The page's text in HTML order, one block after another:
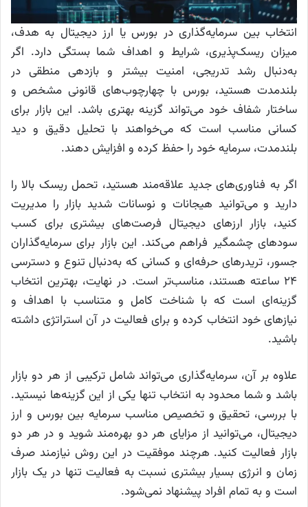
انتخاب بین سرمایه‌گذاری در بورس یا ارز دیجیتال به هدف،
میزان ریسک‌پذیری، شرایط و اهداف شما بستگی دارد. اگر
به‌دنبال رشد تدریجی، امنیت بیشتر و بازدهی منطقی در
بلندمدت هستید، بورس با چهارچوب‌های قانونی مشخص و
ساختار شفاف خود می‌تواند گزینه بهتری باشد. این بازار برای
کسانی مناسب است که می‌خواهند با تحلیل دقیق و دید
بلندمدت، سرمایه خود را حفظ کرده و افزایش دهند.
اگر به فناوری‌های جدید علاقه‌مند هستید، تحمل ریسک بالا را
دارید و می‌توانید هیجانات و نوسانات شدید بازار را مدیریت
کنید، بازار ارز‌های دیجیتال فرصت‌های بیشتری برای کسب
سود‌های چشمگیر فراهم می‌کند. این بازار برای سرمایه‌گذاران
جسور، تریدر‌های حرفه‌ای و کسانی که به‌دنبال تنوع و دسترسی
۲۴ ساعته هستند، مناسب‌تر است. در نهایت، بهترین انتخاب
گزینه‌ای است که با شناخت کامل و متناسب با اهداف و
نیاز‌های خود انتخاب کرده و برای فعالیت در آن استراتژی داشته
باشید.
علاوه بر آن، سرمایه‌گذاری می‌تواند شامل ترکیبی از هر دو بازار
باشد و شما محدود به انتخاب تنها یکی از این گزینه‌ها نیستید.
با بررسی، تحقیق و تخصیص مناسب سرمایه بین بورس و ارز
دیجیتال، می‌توانید از مزایای هر دو بهره‌مند شوید و در هر دو
بازار فعالیت کنید. هرچند موفقیت در این روش نیازمند صرف
زمان و انرژی بسیار بیشتری نسبت به فعالیت تنها در یک بازار
است و به تمام افراد پیشنهاد نمی‌شود.